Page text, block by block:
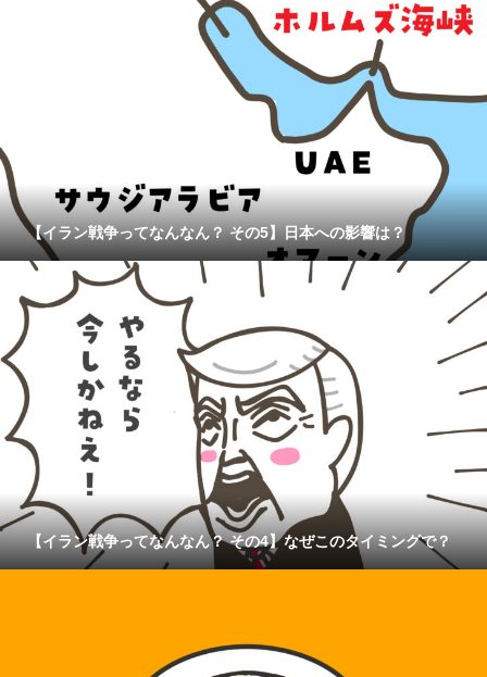
【イラン戦争ってなんなん？ その5】日本への影響は？
【イラン戦争ってなんなん？ その4】なぜこのタイミングで？